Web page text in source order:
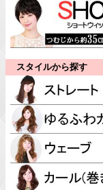
スタイルから探す